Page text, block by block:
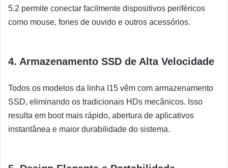
5.2 permite conectar facilmente dispositivos periféricos
como mouse, fones de ouvido e outros acessórios.
4. Armazenamento SSD de Alta Velocidade
Todos os modelos da linha I15 vêm com armazenamento
SSD, eliminando os tradicionais HDs mecânicos. Isso
resulta em boot mais rápido, abertura de aplicativos
instantânea e maior durabilidade do sistema.